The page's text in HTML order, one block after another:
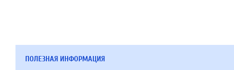
ПОЛЕЗНАЯ ИНФОРМАЦИЯ